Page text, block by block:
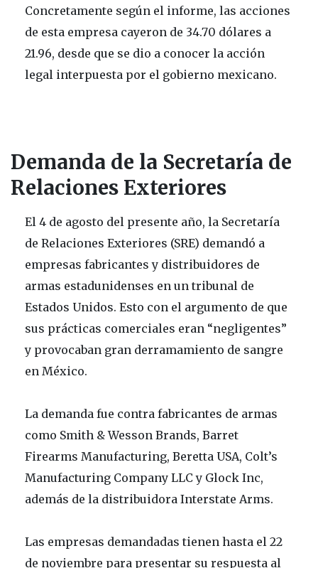
Concretamente según el informe, las acciones
de esta empresa cayeron de 34.70 dólares a
21.96, desde que se dio a conocer la acción
legal interpuesta por el gobierno mexicano.
Demanda de la Secretaría de
Relaciones Exteriores
El 4 de agosto del presente año, la Secretaría
de Relaciones Exteriores (SRE) demandó a
empresas fabricantes y distribuidores de
armas estadunidenses en un tribunal de
Estados Unidos. Esto con el argumento de que
sus prácticas comerciales eran “negligentes”
y provocaban gran derramamiento de sangre
en México.
La demanda fue contra fabricantes de armas
como Smith & Wesson Brands, Barret
Firearms Manufacturing, Beretta USA, Colt’s
Manufacturing Company LLC y Glock Inc,
además de la distribuidora Interstate Arms.
Las empresas demandadas tienen hasta el 22
de noviembre para presentar su respuesta al